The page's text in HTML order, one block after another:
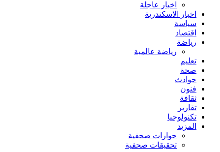
اخبار عاجلة
اخبار الاسكندرية
سياسة
اقتصاد
رياضة
رياضة عالمية
تعليم
صحة
حوادث
فنون
ثقافة
تقارير
تكنولوجيا
المزيد
حوارات صحفية
تحقيقات صحفية